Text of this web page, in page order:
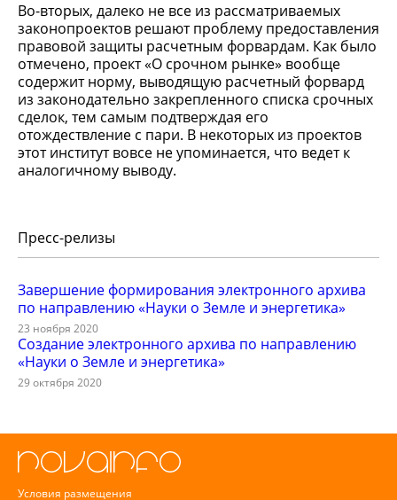
Во-вторых, далеко не все из рассматриваемых
законопроектов решают проблему предоставления
правовой защиты расчетным форвардам. Как было
отмечено, проект «О срочном рынке» вообще
содержит норму, выводящую расчетный форвард
из законодательно закрепленного списка срочных
сделок, тем самым подтверждая его
отождествление с пари. В некоторых из проектов
этот институт вовсе не упоминается, что ведет к
аналогичному выводу.
Пресс-релизы
Завершение формирования электронного архива
по направлению «Науки о Земле и энергетика»
23 ноября 2020
Создание электронного архива по направлению
«Науки о Земле и энергетика»
29 октября 2020
Условия размещения